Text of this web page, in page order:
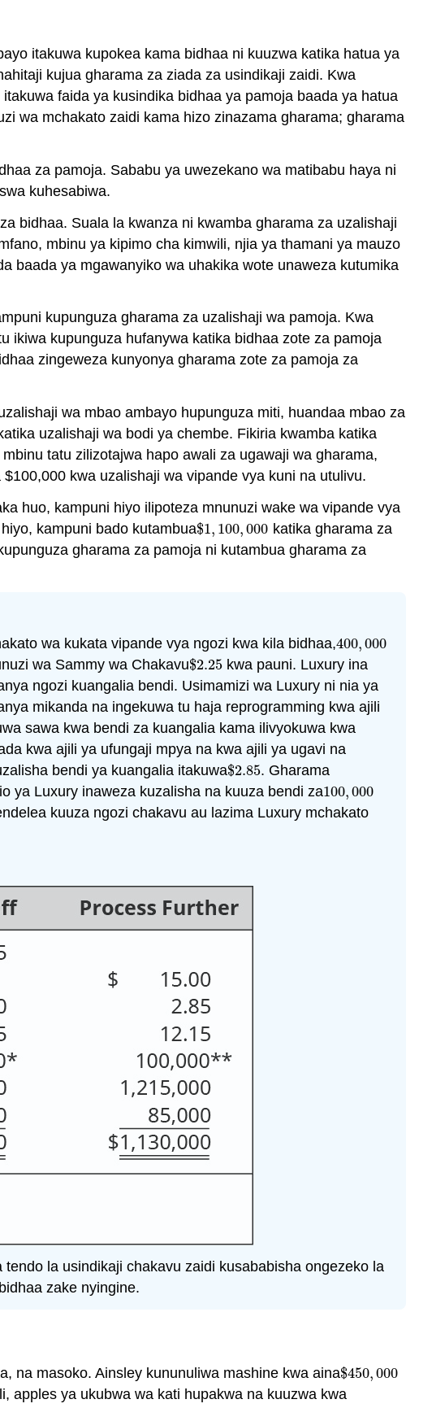
itakuwa kupokea kama bidhaa ni kuuzwa katika hatua ya
kujua gharama za ziada za usindikaji zaidi. Kwa
faida ya kusindika bidhaa ya pamoja baada ya hatua
wa mchakato zaidi kama hizo zinazama gharama; gharama
za pamoja. Sababu ya uwezekano wa matibabu haya ni
kuhesabiwa.
bidhaa. Suala la kwanza ni kwamba gharama za uzalishaji
mbinu ya kipimo cha kimwili, njia ya thamani ya mauzo
baada ya mgawanyiko wa uhakika wote unaweza kutumika
kupunguza gharama za uzalishaji wa pamoja. Kwa
ikiwa kupunguza hufanywa katika bidhaa zote za pamoja
zingeweza kunyonya gharama zote za pamoja za
wa mbao ambayo hupunguza miti, huandaa mbao za
uzalishaji wa bodi ya chembe. Fikiria kwamba katika
tatu zilizotajwa hapo awali za ugawaji wa gharama,
kwa uzalishaji wa vipande vya kuni na utulivu.
huo, kampuni hiyo ilipoteza mnunuzi wake wa vipande vya
kampuni bado kutambua$1, 100,000
$1, 100, 000 katika gharama za
gharama za pamoja ni kutambua gharama za
wa kukata vipande vya ngozi kwa kila bidhaa,400,000
400, 000
wa Sammy wa Chakavu$2.25
$2.25 kwa pauni. Luxury ina
ngozi kuangalia bendi. Usimamizi wa Luxury ni nia ya
mikanda na ingekuwa tu haja reprogramming kwa ajili
sawa kwa bendi za kuangalia kama ilivyokuwa kwa
kwa ajili ya ufungaji mpya na kwa ajili ya ugavi na
bendi ya kuangalia itakuwa$2.85
$2.85. Gharama
ya Luxury inaweza kuzalisha na kuuza bendi za100,000
100, 000
kuuza ngozi chakavu au lazima Luxury mchakato
la usindikaji chakavu zaidi kusababisha ongezeko la
zake nyingine.
na masoko. Ainsley kununuliwa mashine kwa aina$450,000
$450 ,000
apples ya ukubwa wa kati hupakwa na kuuzwa kwa